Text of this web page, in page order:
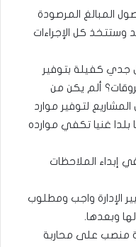
المبالغ المرصودة
وستتخذ كل الإجراءات
جدي كفيلة بتوفير
ألم يكن من
لتوفير موارد
بلدا غنيا تكفي موارده
إبداء الملاحظات
الإدارة واجب ومطلوب
وبعدها.
منصب على محاربة